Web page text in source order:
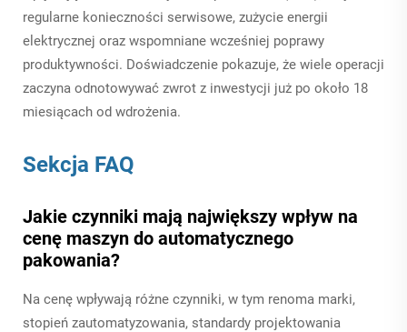
regularne konieczności serwisowe, zużycie energii
elektrycznej oraz wspomniane wcześniej poprawy
produktywności. Doświadczenie pokazuje, że wiele operacji
zaczyna odnotowywać zwrot z inwestycji już po około 18
miesiącach od wdrożenia.
Sekcja FAQ
Jakie czynniki mają największy wpływ na
cenę maszyn do automatycznego
pakowania?
Na cenę wpływają różne czynniki, w tym renoma marki,
stopień zautomatyzowania, standardy projektowania